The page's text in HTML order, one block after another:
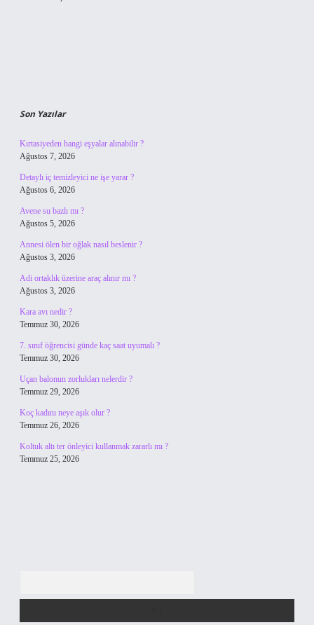
Son Yazılar
Kırtasiyeden hangi eşyalar alınabilir ?
Ağustos 7, 2026
Detaylı iç temizleyici ne işe yarar ?
Ağustos 6, 2026
Avene su bazlı mı ?
Ağustos 5, 2026
Annesi ölen bir oğlak nasıl beslenir ?
Ağustos 3, 2026
Adi ortaklık üzerine araç alınır mı ?
Ağustos 3, 2026
Kara avı nedir ?
Temmuz 30, 2026
7. sınıf öğrencisi günde kaç saat uyumalı ?
Temmuz 30, 2026
Uçan balonun zorlukları nelerdir ?
Temmuz 29, 2026
Koç kadını neye aşık olur ?
Temmuz 26, 2026
Koltuk altı ter önleyici kullanmak zararlı mı ?
Temmuz 25, 2026